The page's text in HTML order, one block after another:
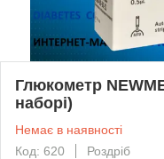
Глюкометр
наборі)
Немає в наявності
Код: 620
Роздріб